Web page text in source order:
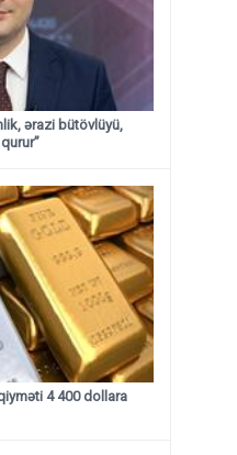
ərazi bütövlüyü,
4 400 dollara